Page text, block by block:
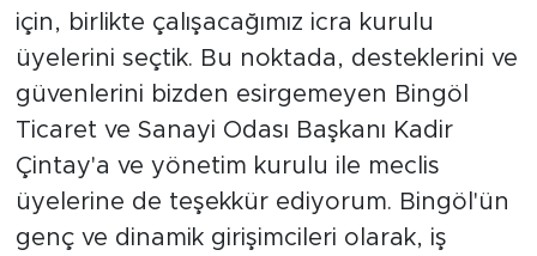
için, birlikte çalışacağımız icra kurulu
üyelerini seçtik. Bu noktada, desteklerini ve
güvenlerini bizden esirgemeyen Bingöl
Ticaret ve Sanayi Odası Başkanı Kadir
Çintay'a ve yönetim kurulu ile meclis
üyelerine de teşekkür ediyorum. Bingöl'ün
genç ve dinamik girişimcileri olarak, iş